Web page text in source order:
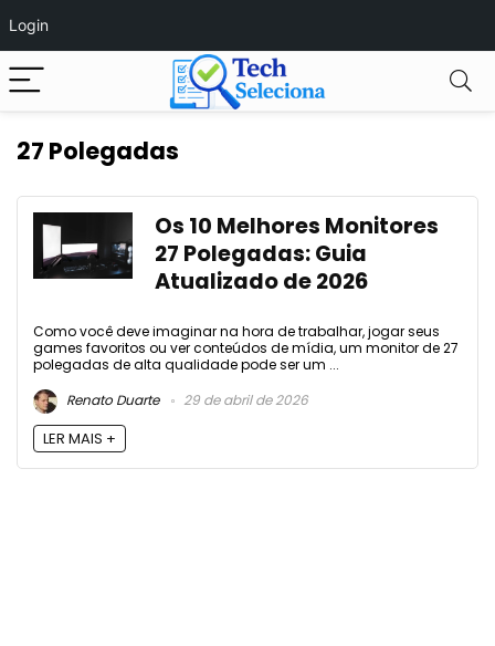
Login
27 Polegadas
Os 10 Melhores Monitores
27 Polegadas: Guia
Atualizado de 2026
Como você deve imaginar na hora de trabalhar, jogar seus
games favoritos ou ver conteúdos de mídia, um monitor de 27
polegadas de alta qualidade pode ser um ...
Renato Duarte
29 de abril de 2026
LER MAIS +